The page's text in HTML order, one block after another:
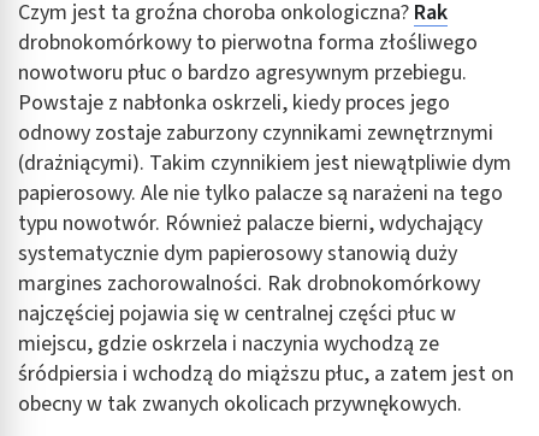
Czym jest ta groźna choroba onkologiczna? Rak
drobnokomórkowy to pierwotna forma złośliwego
nowotworu płuc o bardzo agresywnym przebiegu.
Powstaje z nabłonka oskrzeli, kiedy proces jego
odnowy zostaje zaburzony czynnikami zewnętrznymi
(drażniącymi). Takim czynnikiem jest niewątpliwie dym
papierosowy. Ale nie tylko palacze są narażeni na tego
typu nowotwór. Również palacze bierni, wdychający
systematycznie dym papierosowy stanowią duży
margines zachorowalności. Rak drobnokomórkowy
najczęściej pojawia się w centralnej części płuc w
miejscu, gdzie oskrzela i naczynia wychodzą ze
śródpiersia i wchodzą do miąższu płuc, a zatem jest on
obecny w tak zwanych okolicach przywnękowych.